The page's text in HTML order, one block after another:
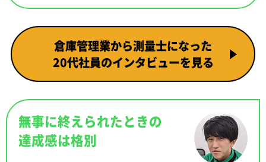
倉庫管理業から測量士になった
20代社員のインタビューを見る
無事に終えられたときの
達成感は格別